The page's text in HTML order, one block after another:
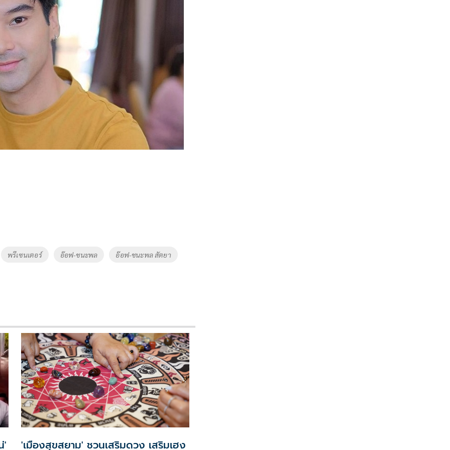
พรีเซนเตอร์ อ๊อฟ-ชนะพล อ๊อฟ-ชนะพล สัตยา
' 'เมืองสุขสยาม' ชวนเสริมดวง เสริมเฮง